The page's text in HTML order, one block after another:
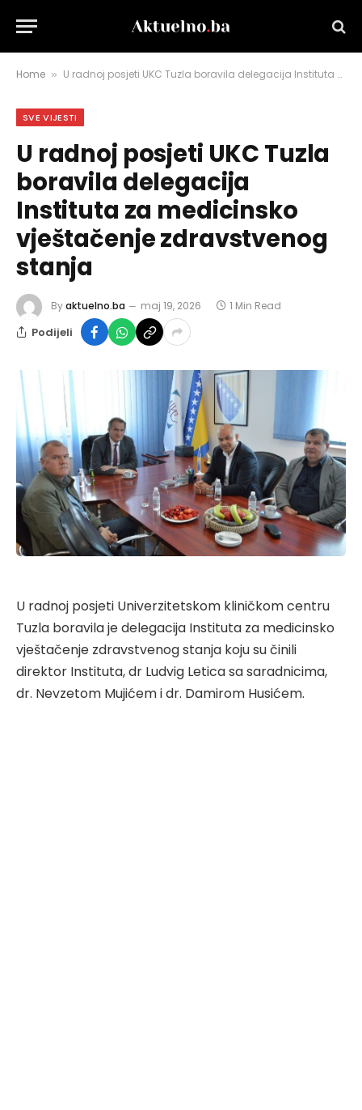
Home » U radnoj posjeti UKC Tuzla boravila delegacija Instituta za medicinsko vještačenje zdravstvenog stanja
SVE VIJESTI
U radnoj posjeti UKC Tuzla
boravila delegacija
Instituta za medicinsko
vještačenje zdravstvenog
stanja
Byaktuelno.ba maj 19, 2026 1 Min Read
Podijeli
U radnoj posjeti Univerzitetskom kliničkom centru
Tuzla boravila je delegacija Instituta za medicinsko
vještačenje zdravstvenog stanja koju su činili
direktor Instituta, dr Ludvig Letica sa saradnicima,
dr. Nevzetom Mujićem i dr. Damirom Husićem.